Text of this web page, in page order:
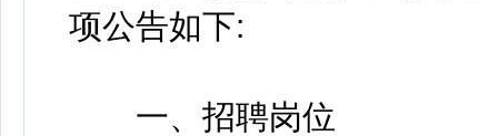
项公告如下:
一、招聘岗位